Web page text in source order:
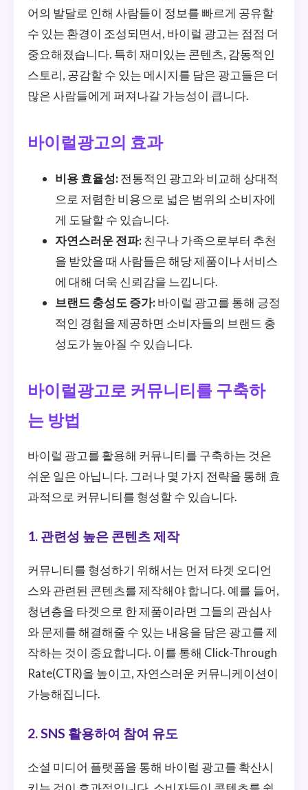
어의 발달로 인해 사람들이 정보를 빠르게 공유할
수 있는 환경이 조성되면서, 바이럴 광고는 점점 더
중요해졌습니다. 특히 재미있는 콘텐츠, 감동적인
스토리, 공감할 수 있는 메시지를 담은 광고들은 더
많은 사람들에게 퍼져나갈 가능성이 큽니다.
바이럴광고의 효과
비용 효율성: 전통적인 광고와 비교해 상대적
으로 저렴한 비용으로 넓은 범위의 소비자에
게 도달할 수 있습니다.
자연스러운 전파: 친구나 가족으로부터 추천
을 받았을 때 사람들은 해당 제품이나 서비스
에 대해 더욱 신뢰감을 느낍니다.
브랜드 충성도 증가: 바이럴 광고를 통해 긍정
적인 경험을 제공하면 소비자들의 브랜드 충
성도가 높아질 수 있습니다.
바이럴광고로 커뮤니티를 구축하
는 방법
바이럴 광고를 활용해 커뮤니티를 구축하는 것은
쉬운 일은 아닙니다. 그러나 몇 가지 전략을 통해 효
과적으로 커뮤니티를 형성할 수 있습니다.
1. 관련성 높은 콘텐츠 제작
커뮤니티를 형성하기 위해서는 먼저 타겟 오디언
스와 관련된 콘텐츠를 제작해야 합니다. 예를 들어,
청년층을 타겟으로 한 제품이라면 그들의 관심사
와 문제를 해결해줄 수 있는 내용을 담은 광고를 제
작하는 것이 중요합니다. 이를 통해 Click-Through
Rate(CTR)을 높이고, 자연스러운 커뮤니케이션이
가능해집니다.
2. SNS 활용하여 참여 유도
소셜 미디어 플랫폼을 통해 바이럴 광고를 확산시